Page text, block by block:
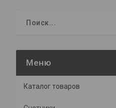
Каталог товаров